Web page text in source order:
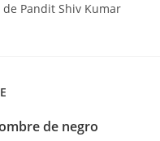
Pandit Shiv Kumar
de negro